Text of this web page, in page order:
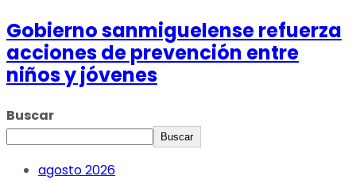
Gobierno sanmiguelense refuerza
acciones de prevención entre
niños y jóvenes
Buscar
Buscar
agosto 2026